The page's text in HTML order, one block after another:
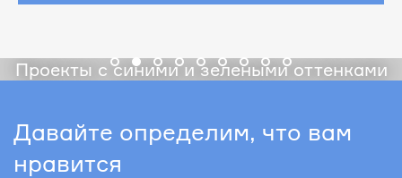
Проекты с синими и зелеными оттенками
Давайте определим, что вам
нравится